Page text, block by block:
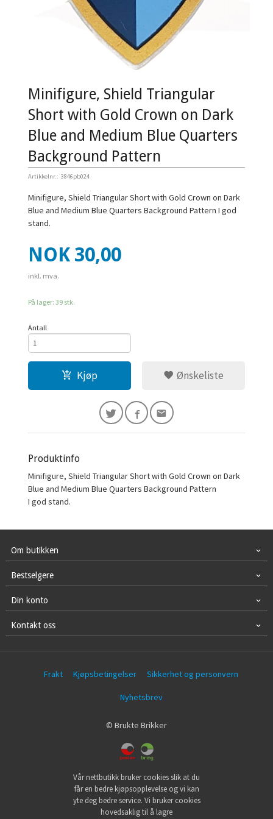
Minifigure, Shield Triangular
Short with Gold Crown on Dark
Blue and Medium Blue Quarters
Background Pattern
Artikkelnr.: 3846pb024
Minifigure, Shield Triangular Short with Gold Crown on Dark
Blue and Medium Blue Quarters Background Pattern I god
stand.
Pris
NOK 30,00
inkl. mva.
På lager: 39 stk.
Antall
Kjøp Ønskeliste
Produktinfo
Minifigure, Shield Triangular Short with Gold Crown on Dark
Blue and Medium Blue Quarters Background Pattern
I god stand.
Om butikken
Bestselgere
Din konto
Kontakt oss
Frakt Kjøpsbetingelser Sikkerhet og personvern
Nyhetsbrev
© Brukte Brikker
Vår nettbutikk bruker cookies slik at du
får en bedre kjøpsopplevelse og vi kan
yte deg bedre service. Vi bruker cookies
hovedsaklig til å lagre